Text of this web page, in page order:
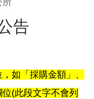
所
告
如「採購金額」、
(此段文字不會列